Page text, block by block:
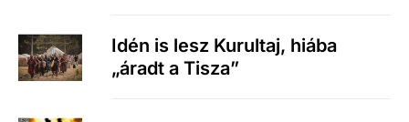
Idén is lesz Kurultaj, hiába
„áradt a Tisza”